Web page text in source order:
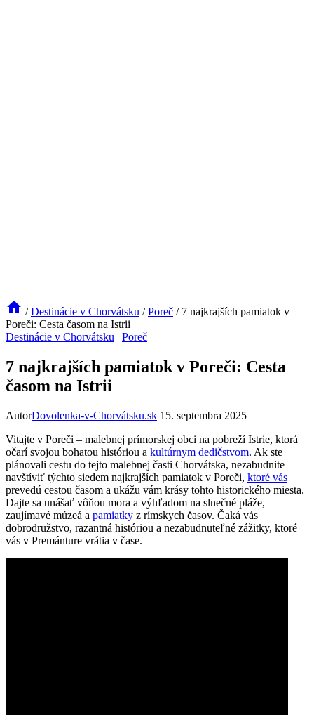
/ Destinácie v Chorvátsku / Poreč / 7 najkrajších pamiatok v
Poreči: Cesta časom na Istrii
Destinácie v Chorvátsku | Poreč
7 najkrajších pamiatok v Poreči: Cesta
časom na Istrii
AutorDovolenka-v-Chorvátsku.sk 15. septembra 2025
Vitajte ​v ‌Poreči – malebnej prímorskej ‍obci na pobreží‍ Istrie,‌ ktorá
očarí svojou bohatou históriou a kultúrnym dedičstvom. Ak ​ste
plánovali cestu do tejto‍ malebnej časti Chorvátska, nezabudnite
navštíviť ​týchto siedem ⁣najkrajších pamiatok v Poreči,‍ ktoré vás
⁣prevedú ‍cestou časom a ukážu vám krásy tohto historického miesta.
Dajte sa unášať vôňou mora⁣ a výhľadom na ​slnečné pláže,
zaujímavé múzeá a pamiatky ‌ z rímskych časov. Čaká vás
dobrodružstvo, ​razantná históriou a⁢ nezabudnuteľné⁢ zážitky, ktoré
vás v Premánture ⁢vrátia v čase.